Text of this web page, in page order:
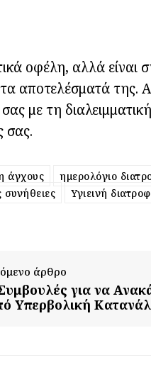
οφέλη, αλλά είναι
αποτελέσματά της.
με τη
σας.
άγχους
ημερολόγιο
συνήθειες
Υγιεινή
άρθρο
για να
Υπερβολική